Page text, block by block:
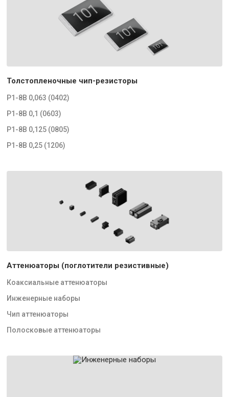
Толстопленочные чип-резисторы
Р1-8В 0,063 (0402)
Р1-8В 0,1 (0603)
Р1-8В 0,125 (0805)
Р1-8В 0,25 (1206)
Аттенюаторы (поглотители резистивные)
Коаксиальные аттенюаторы
Инженерные наборы
Чип аттенюаторы
Полосковые аттенюаторы